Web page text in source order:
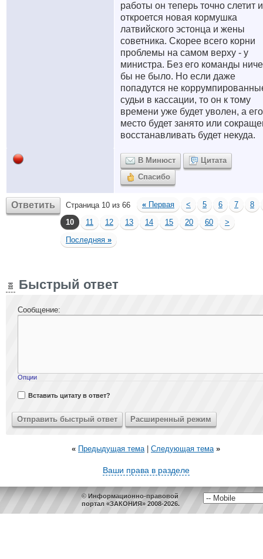
работы он теперь точно слетит и
откроется новая кормушка
латвийского эстонца и жены
советника. Скорее всего корни
проблемы на самом верху - у
министра. Без его команды
бы не было. Но если даже
попадутся не
судьи в кассации, то он к тому
времени уже будет уволен, а его
место будет занято или
восстанавливать будет некуда.
В Минюст
Цитата
Спасибо
Ответить Страница 10 из 66 « Первая < 5 6 7
8
10
11 12 13 14 15 20 60
>
Последняя »
Быстрый ответ
Сообщение:
Опции
Вставить цитату в ответ?
« Предыдущая тема| Следующая тема »
Ваши права в разделе
© Информационно-правовой
портал «ЗАКОНИЯ» 2008-2026.